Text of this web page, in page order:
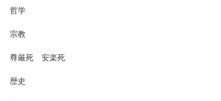
哲学
宗教
尊厳死 安楽死
歴史